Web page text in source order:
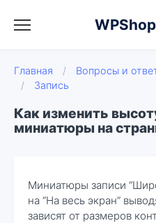
Главная / Вопросы и
/
Запись
Как изменить
миниатюры на
Миниатюры записи
на “На весь экран”
зависят от размеров